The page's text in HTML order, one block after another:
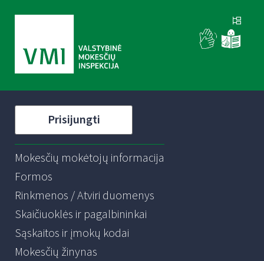
Prisijungti
Mokesčių mokėtojų informacija
Formos
Rinkmenos / Atviri duomenys
Skaičiuoklės ir pagalbininkai
Sąskaitos ir įmokų kodai
Mokesčių žinynas